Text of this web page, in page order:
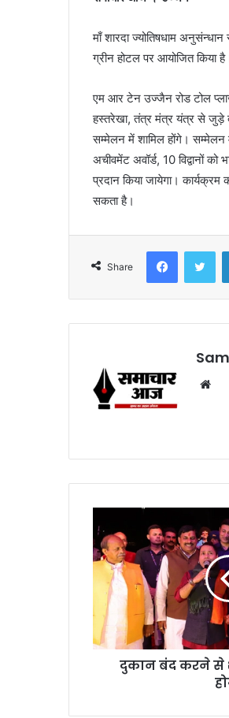
माँ शारदा ज्योतिषधाम
ग्रीन होटल पर आयोजित किया
एम आर टेन उज्जैन रोड टोल
हस्तरेखा, तंत्र मंत्र यंत्र से जुड़े
सम्मेलन में शामिल होंगे। सम्मेलन
अचीवमेंट अवॉर्ड, 10 विद्वानों को
प्रदान किया जायेगा।
सकता है।
Share
Facebook
दुकान बंद करने से